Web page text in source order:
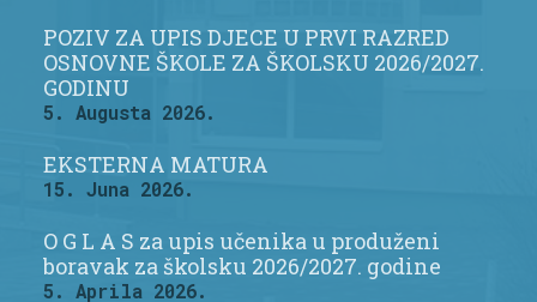
POZIV ZA UPIS DJECE U PRVI RAZRED
OSNOVNE ŠKOLE ZA ŠKOLSKU 2026/2027.
GODINU
5. Augusta 2026.
EKSTERNA MATURA
15. Juna 2026.
O G L A S za upis učenika u produženi
boravak za školsku 2026/2027. godine
5. Aprila 2026.